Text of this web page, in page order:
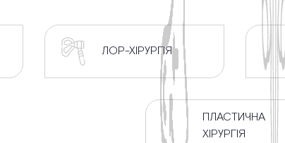
ЛОР-ХІРУРГІЯ
ПЛАСТИЧНА
ХІРУРГІЯ